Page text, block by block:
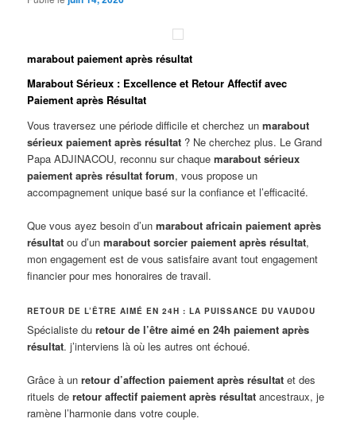
marabout paiement après résultat
Marabout Sérieux : Excellence et Retour Affectif avec
Paiement après Résultat
Vous traversez une période difficile et cherchez unmarabout
sérieux paiement après résultat ? Ne cherchez plus. Le Grand
Papa ADJINACOU, reconnu sur chaquemarabout sérieux
paiement après résultat forum, vous propose un
accompagnement unique basé sur la confiance et l’efficacité.
Que vous ayez besoin d’unmarabout africain paiement après
résultat ou d’unmarabout sorcier paiement après résultat,
mon engagement est de vous satisfaire avant tout engagement
financier pour mes honoraires de travail.
RETOUR DE L’ÊTRE AIMÉ EN 24H : LA PUISSANCE DU VAUDOU
Spécialiste duretour de l’être aimé en 24h paiement après
résultat. j’interviens là où les autres ont échoué.
Grâce à unretour d’affection paiement après résultat et des
rituels deretour affectif paiement après résultat ancestraux, je
ramène l’harmonie dans votre couple.